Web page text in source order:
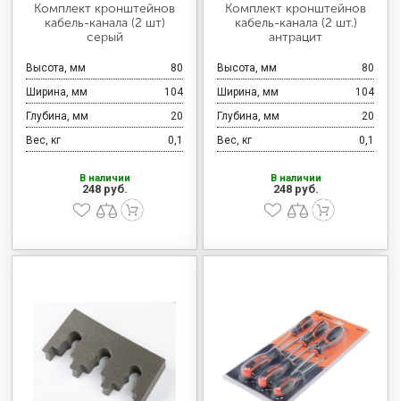
Комплект кронштейнов
кабель-канала (2 шт)
серый
Высота, мм
80
Ширина, мм
104
Глубина, мм
20
Вес, кг
0,1
В наличии
248 руб.
Комплект кронштейнов
кабель-канала (2 шт.)
антрацит
Высота, мм
80
Ширина, мм
104
Глубина, мм
20
Вес, кг
0,1
В наличии
248 руб.